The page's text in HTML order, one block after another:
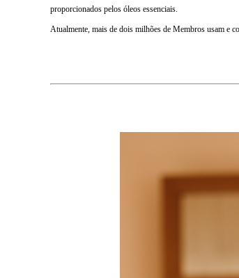
proporcionados pelos óleos essenciais.
Atualmente, mais de dois milhões de Membros usam e